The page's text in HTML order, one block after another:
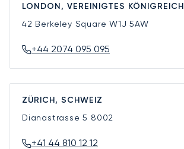
LONDON, VEREINIGTES KÖNIGREICH
42 Berkeley SquareW1J 5AW
+44 2074 095 095
ZÜRICH, SCHWEIZ
Dianastrasse 5 8002
+41 44 810 12 12